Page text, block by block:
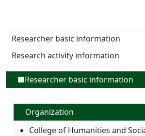
Researcher basic information
Research activity information
■Researcher basic information
Organization
College of Humanities and